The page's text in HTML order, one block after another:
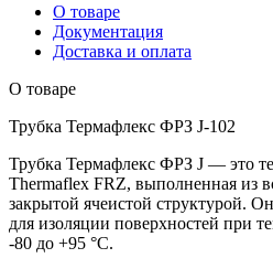
О товаре
Документация
Доставка и оплата
О товаре
Трубка Термафлекс ФРЗ J-102
Трубка Термафлекс ФРЗ J — это
Thermaflex FRZ, выполненная из
закрытой ячеистой структурой.
для изоляции поверхностей при
-80 до +95 °C.